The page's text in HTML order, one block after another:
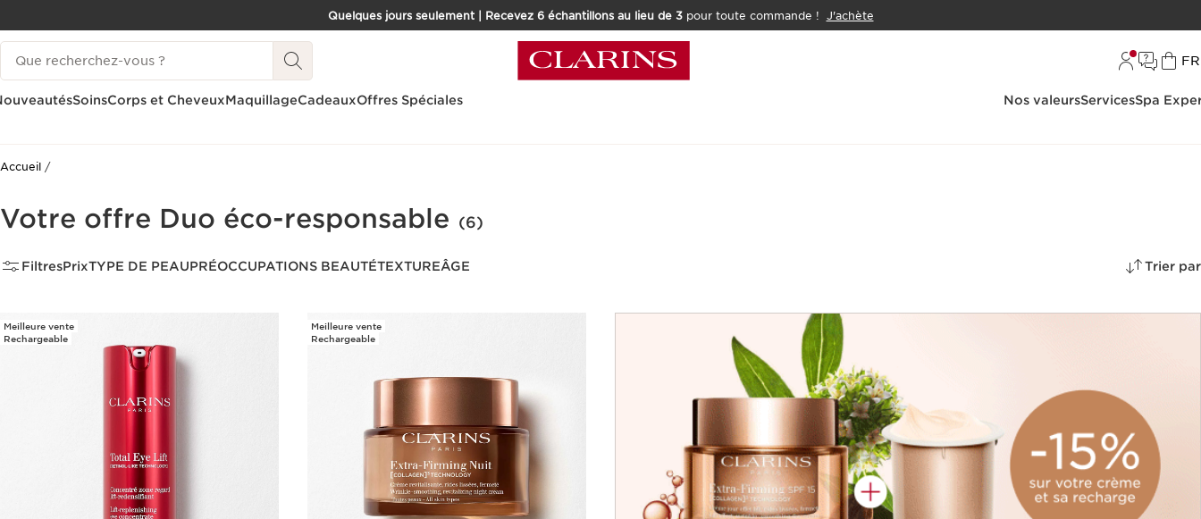
ALLER AU CONTENU
CONSULTER LE PIED DE PAGE
Quelques jours seulement | Recevez 6 échantillons au lieu de 3pour toute commande ! J'achète
Historique des recherches
FR
SoinsCorps et CheveuxMaquillageCadeauxOffres Spéciales Nos valeursServicesSpa
Accueil
Votre offre Duo éco-responsable (6)
FiltresPrixTYPE DE PEAUPRÉOCCUPATIONS BEAUTÉTEXTUREÂGE Trier par
Meilleure vente
Rechargeable
Meilleure vente
Rechargeable